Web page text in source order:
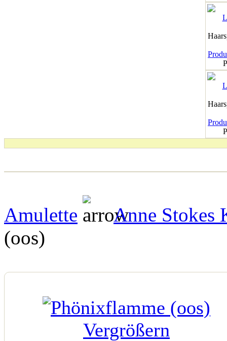
Amulette
Anne Stokes
(oos)
Vergrößern